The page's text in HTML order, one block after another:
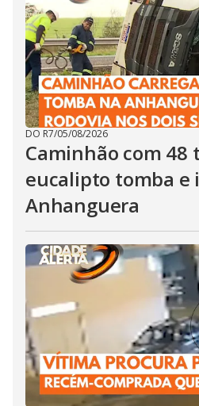
DO R7/05/08/2026
Caminhão com 48
eucalipto tomba
Anhanguera